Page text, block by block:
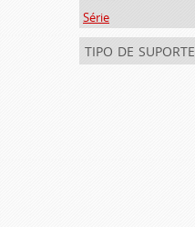
Série
tipo de suporte